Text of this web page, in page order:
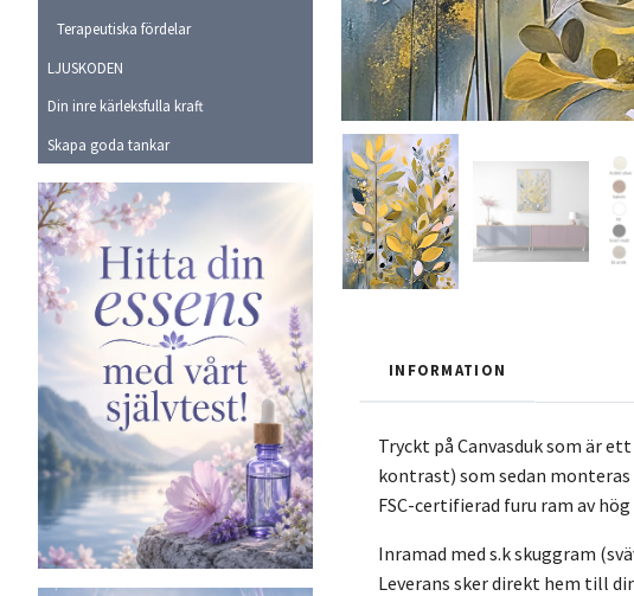
Terapeutiska fördelar
LJUSKODEN
Din inre kärleksfulla kraft
Skapa goda tankar
INFORMATION
Tryckt på Canvasduk som är
kontrast) som sedan
FSC-certifierad furu ram av
Inramad med s.k skuggram
Leverans sker direkt hem till